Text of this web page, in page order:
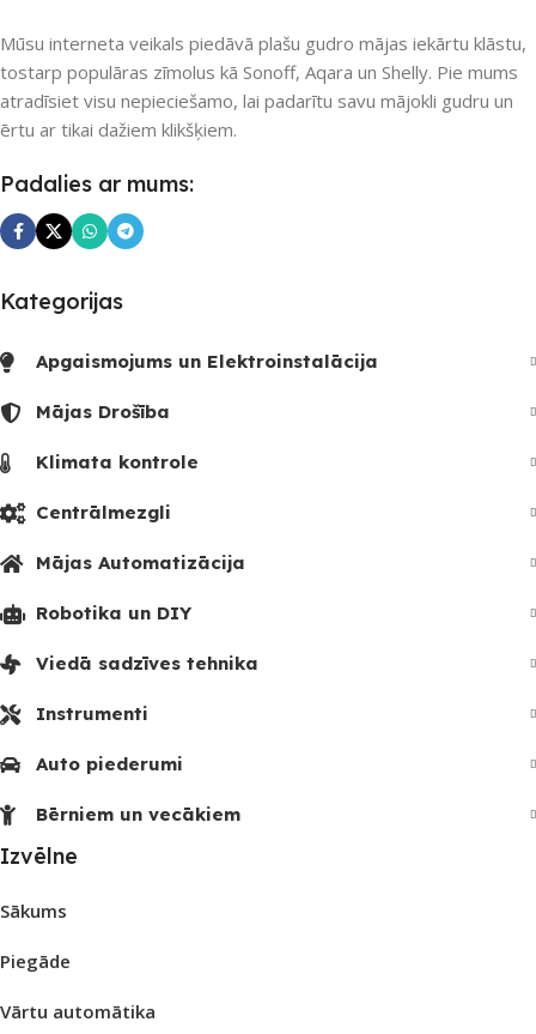
Mūsu interneta veikals piedāvā plašu gudro mājas iekārtu klāstu,
tostarp populāras zīmolus kā Sonoff, Aqara un Shelly. Pie mums
atradīsiet visu nepieciešamo, lai padarītu savu mājokli gudru un
ērtu ar tikai dažiem klikšķiem.
Padalies ar mums:
Kategorijas
Apgaismojums un Elektroinstalācija
Mājas Drošība
Klimata kontrole
Centrālmezgli
Mājas Automatizācija
Robotika un DIY
Viedā sadzīves tehnika
Instrumenti
Auto piederumi
Bērniem un vecākiem
Izvēlne
Sākums
Piegāde
Vārtu automātika